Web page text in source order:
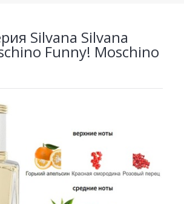
Silvana Silvana
Funny! Moschino